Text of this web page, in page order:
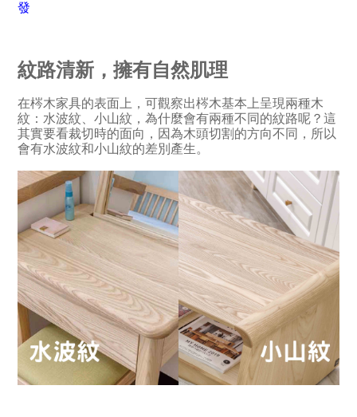
發
紋路清新，擁有自然肌理
在梣木家具的表面上，可觀察出梣木基本上呈現兩種木
紋：水波紋、小山紋，為什麼會有兩種不同的紋路呢？這
其實要看裁切時的面向，因為木頭切割的方向不同，所以
會有水波紋和小山紋的差別產生。